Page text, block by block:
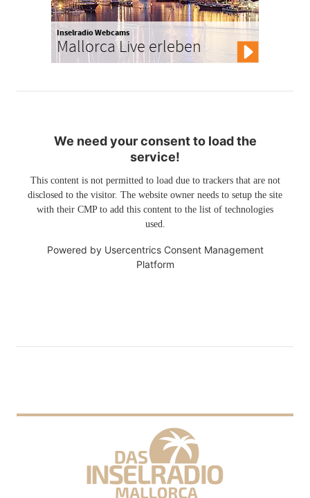
Inselradio Webcams
Mallorca Live erleben
We need your consent to load the
service!
This content is not permitted to load due to trackers that are not
disclosed to the visitor. The website owner needs to setup the site
with their CMP to add this content to the list of technologies
used.
Powered by Usercentrics Consent Management
Platform